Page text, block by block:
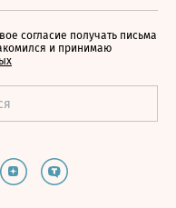
согласие получать письма
и принимаю